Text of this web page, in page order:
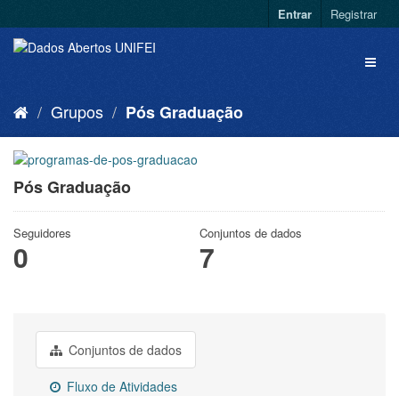
Entrar Registrar
Grupos Pós Graduação
Pós Graduação
Seguidores
0
Conjuntos de dados
7
Conjuntos de dados
Fluxo de Atividades